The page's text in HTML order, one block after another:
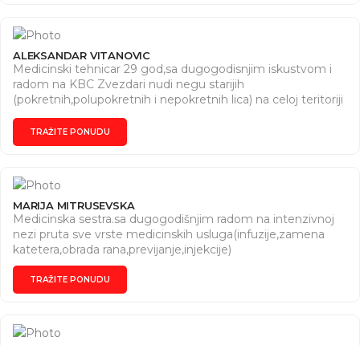
ALEKSANDAR VITANOVIC
Medicinski tehnicar 29 god,sa dugogodisnjim iskustvom i
radom na KBC Zvezdari nudi negu starijih
(pokretnih,polupokretnih i nepokretnih lica) na celoj teritoriji
grada Beograda. Davanje Intravenozne,intramuskulaturne i
oralne terapije.
TRAŽITE PONUDU
MARIJA MITRUSEVSKA
Medicinska sestra.sa dugogodišnjim radom na intenzivnoj
nezi pruta sve vrste medicinskih usluga(infuzije,zamena
katetera,obrada rana,previjanje,injekcije)
TRAŽITE PONUDU